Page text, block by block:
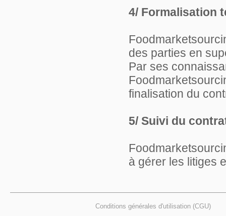
4/ Formalisation
des parties en
Par ses
finalisation du
5/ Suivi du
à gérer les litiges
Conditions générales d'utilisation (CGU)